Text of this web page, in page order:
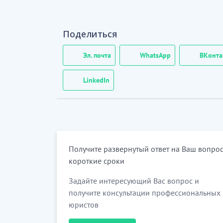
1.3. Имущество передается на хранение до
Альтернативный вариант:
1.4. Стороны согласовали, что срок
востребования.
[Скрытый текст. Полная
Поделиться
Эл. почта WhatsApp
LinkedIn
Получите развернутый ответ на Ваш
короткие сроки
Задайте интересующий Вас вопрос и
получите консультации профессиональных
юристов